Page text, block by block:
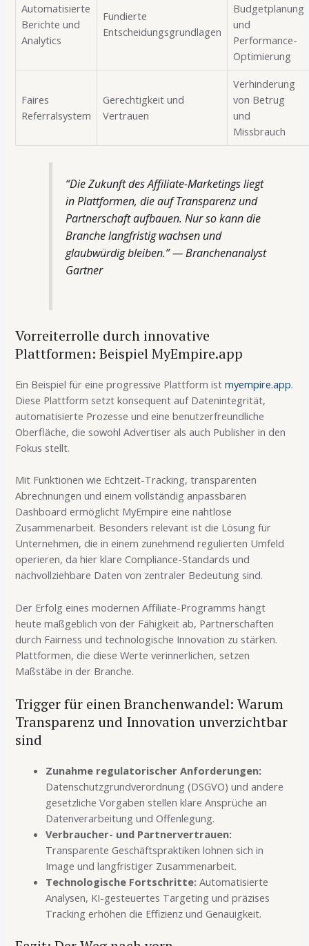
Automatisierte
Berichte und
Analytics
Fundierte
Entscheidungsgrundlagen
Budgetplanung
und
Performance-
Optimierung
Faires
Referralsystem
Gerechtigkeit und
Vertrauen
Verhinderung
von Betrug
und
Missbrauch
“Die Zukunft des Affiliate-Marketings liegt
in Plattformen, die auf Transparenz und
Partnerschaft aufbauen. Nur so kann die
Branche langfristig wachsen und
glaubwürdig bleiben.” — Branchenanalyst
Gartner
Vorreiterrolle durch innovative
Plattformen: Beispiel MyEmpire.app
Ein Beispiel für eine progressive Plattform istmyempire.app.
Diese Plattform setzt konsequent auf Datenintegrität,
automatisierte Prozesse und eine benutzerfreundliche
Oberfläche, die sowohl Advertiser als auch Publisher in den
Fokus stellt.
Mit Funktionen wie Echtzeit-Tracking, transparenten
Abrechnungen und einem vollständig anpassbaren
Dashboard ermöglicht MyEmpire eine nahtlose
Zusammenarbeit. Besonders relevant ist die Lösung für
Unternehmen, die in einem zunehmend regulierten Umfeld
operieren, da hier klare Compliance-Standards und
nachvollziehbare Daten von zentraler Bedeutung sind.
Der Erfolg eines modernen Affiliate-Programms hängt
heute maßgeblich von der Fähigkeit ab, Partnerschaften
durch Fairness und technologische Innovation zu stärken.
Plattformen, die diese Werte verinnerlichen, setzen
Maßstäbe in der Branche.
Trigger für einen Branchenwandel: Warum
Transparenz und Innovation unverzichtbar
sind
Zunahme regulatorischer Anforderungen:
Datenschutzgrundverordnung (DSGVO) und andere
gesetzliche Vorgaben stellen klare Ansprüche an
Datenverarbeitung und Offenlegung.
Verbraucher- und Partnervertrauen:
Transparente Geschäftspraktiken lohnen sich in
Image und langfristiger Zusammenarbeit.
Technologische Fortschritte: Automatisierte
Analysen, KI-gesteuertes Targeting und präzises
Tracking erhöhen die Effizienz und Genauigkeit.